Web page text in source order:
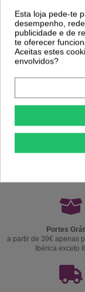
3,86 €
Portes
a partir de 39€ apenas
Ibérica exceto
Esta loja pede-te
desempenho,
publicidade e de
te oferecer
Aceitas estes
envolvidos?